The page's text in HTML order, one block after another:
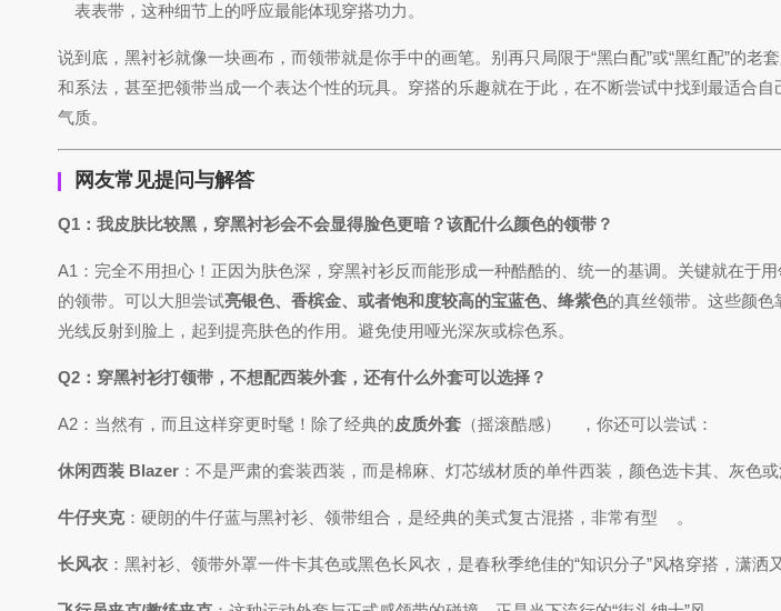
表表带，这种细节上的呼应最能体现穿搭功力。
说到底，黑衬衫就像一块画布，而领带就是你手中的画笔。别再只局限于“黑白配”或“黑红配”的老
和系法，甚至把领带当成一个表达个性的玩具。穿搭的乐趣就在于此，在不断尝试中找到最适合
气质。
网友常见提问与解答
Q1：我皮肤比较黑，穿黑衬衫会不会显得脸色更暗？该配什么颜色的领带？
A1：完全不用担心！正因为肤色深，穿黑衬衫反而能形成一种酷酷的、统一的基调。关键就在于
的领带。可以大胆尝试亮银色、香槟金、或者饱和度较高的宝蓝色、绛紫色的真丝领带。这些颜
光线反射到脸上，起到提亮肤色的作用。避免使用哑光深灰或棕色系。
Q2：穿黑衬衫打领带，不想配西装外套，还有什么外套可以选择？
A2：当然有，而且这样穿更时髦！除了经典的皮质外套 （摇滚酷感） ，你还可以尝试：
休闲西装 Blazer ：不是严肃的套装西装，而是棉麻、灯芯绒材质的单件西装，颜色选卡其、灰色或
牛仔夹克：硬朗的牛仔蓝与黑衬衫、领带组合，是经典的美式复古混搭，非常有型 。
长风衣 ：黑衬衫、领带外罩一件卡其色或黑色长风衣，是春秋季绝佳的“知识分子”风格穿搭，潇洒